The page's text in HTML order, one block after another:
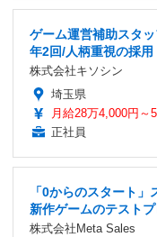
ゲーム運営補助スタ
年2回/人柄重視の採用
株式会社キソシン
埼玉県
月給28万4,000円～
正社員
「0からのスタート
新作ゲームのテストプ
株式会社Meta Sales